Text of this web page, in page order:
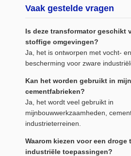
Vaak gestelde vragen
Is deze transformator geschikt
stoffige omgevingen?
Ja, het is ontworpen met vocht-
bescherming voor zware
Kan het worden gebruikt in
cementfabrieken?
Ja, het wordt veel gebruikt in
mijnbouwwerkzaamheden,
industrieterreinen.
Waarom kiezen voor een
industriële toepassingen?